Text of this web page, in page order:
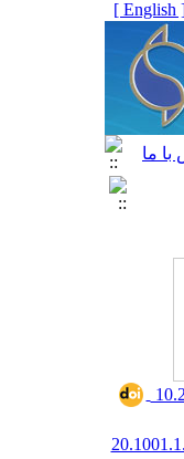
[ English